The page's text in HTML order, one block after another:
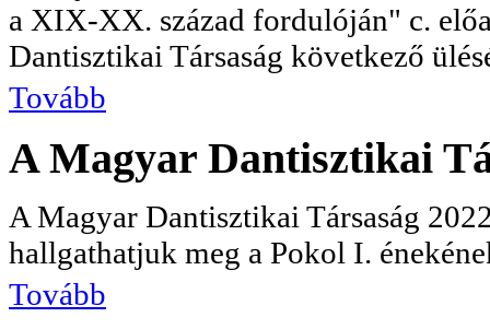
a XIX-XX. század fordulóján" c.
Dantisztikai Társaság következő
Tovább
A Magyar Dantisztikai
A Magyar Dantisztikai Társaság
hallgathatjuk meg a Pokol I.
Tovább